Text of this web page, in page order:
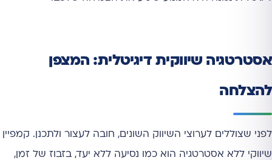
אסטרטגיה שיווקית דיגיטלית: המצפן
להצלחה
לפני שצוללים לערוצי השיווק השונים, חובה לעצור ולתכנן. קמפיין
שיווקי ללא אסטרטגיה הוא כמו נסיעה ללא יעד, בזבוז של זמן,